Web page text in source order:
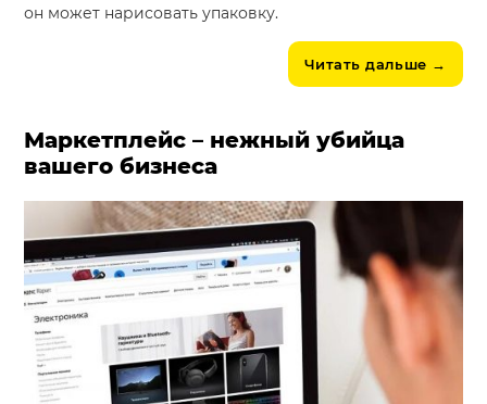
он может нарисовать упаковку.
Читать дальше →
Маркетплейс – нежный убийца
вашего бизнеса